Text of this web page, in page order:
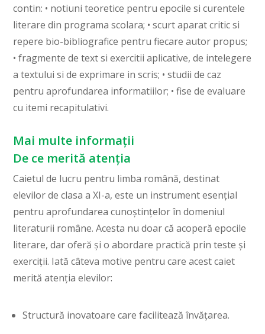
contin: • notiuni teoretice pentru epocile si curentele
literare din programa scolara; • scurt aparat critic si
repere bio-bibliografice pentru fiecare autor propus;
• fragmente de text si exercitii aplicative, de intelegere
a textului si de exprimare in scris; • studii de caz
pentru aprofundarea informatiilor; • fise de evaluare
cu itemi recapitulativi.
Mai multe informații
De ce merită atenția
Caietul de lucru pentru limba română, destinat
elevilor de clasa a XI-a, este un instrument esențial
pentru aprofundarea cunoștințelor în domeniul
literaturii române. Acesta nu doar că acoperă epocile
literare, dar oferă și o abordare practică prin teste și
exerciții. Iată câteva motive pentru care acest caiet
merită atenția elevilor:
Structură inovatoare care facilitează învățarea.